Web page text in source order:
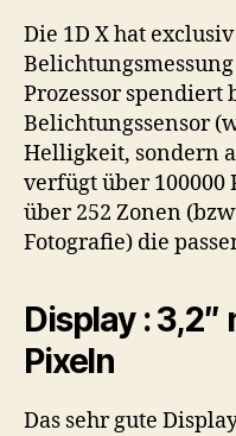
Die 1D X hat
Prozessor spendiert
Belichtungssensor
Helligkeit, sondern
verfügt über
über 252 Zonen
Fotografie) die
Display :
Pixeln
Das sehr gute